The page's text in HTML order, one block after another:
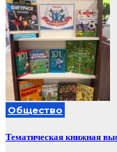
Общество
Тематическая книжная